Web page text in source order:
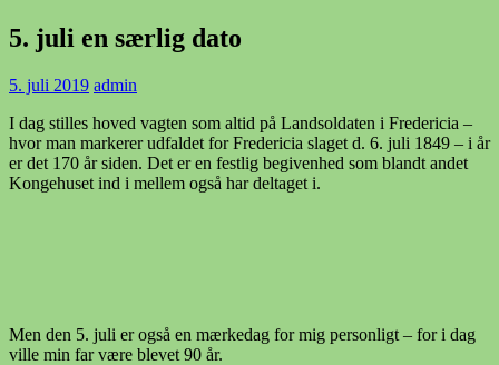
5. juli en særlig dato
5. juli 2019 admin
I dag stilles hoved vagten som altid på Landsoldaten i Fredericia –
hvor man markerer udfaldet for Fredericia slaget d. 6. juli 1849 – i år
er det 170 år siden. Det er en festlig begivenhed som blandt andet
Kongehuset ind i mellem også har deltaget i.
Men den 5. juli er også en mærkedag for mig personligt – for i dag
ville min far være blevet 90 år.